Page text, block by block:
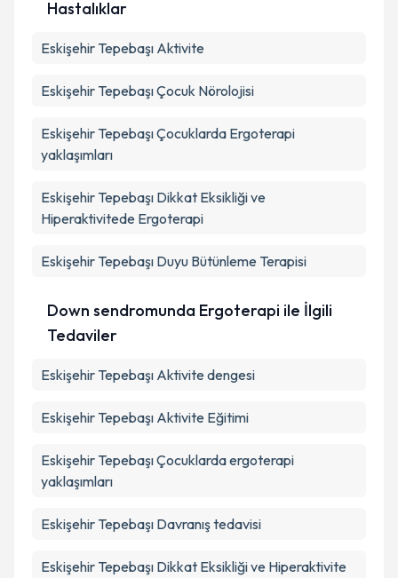
Hastalıklar
Eskişehir Tepebaşı Aktivite
Eskişehir Tepebaşı Çocuk Nörolojisi
Eskişehir Tepebaşı Çocuklarda Ergoterapi
yaklaşımları
Eskişehir Tepebaşı Dikkat Eksikliği ve
Hiperaktivitede Ergoterapi
Eskişehir Tepebaşı Duyu Bütünleme Terapisi
Down sendromunda Ergoterapi ile İlgili
Tedaviler
Eskişehir Tepebaşı Aktivite dengesi
Eskişehir Tepebaşı Aktivite Eğitimi
Eskişehir Tepebaşı Çocuklarda ergoterapi
yaklaşımları
Eskişehir Tepebaşı Davranış tedavisi
Eskişehir Tepebaşı Dikkat Eksikliği ve Hiperaktivite